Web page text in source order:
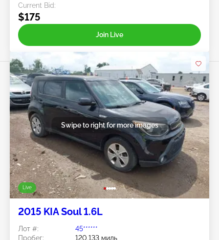
Current Bid:
$175
Join Live
Live
Swipe to right for more images
2015 KIA Soul 1.6L
Лот #:
45******
Пробег:
120,133 миль